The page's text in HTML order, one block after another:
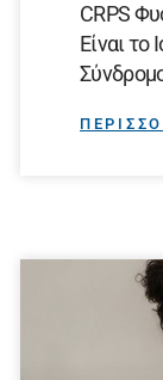
CRPS
Είναι το